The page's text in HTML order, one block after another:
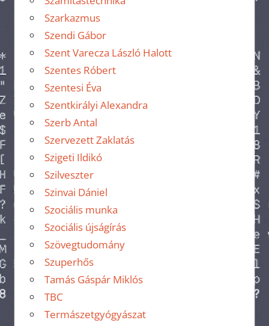
Szarkazmus
Szendi Gábor
Szent Varecza László Halott
Szentes Róbert
Szentesi Éva
Szentkirályi Alexandra
Szerb Antal
Szervezett Zaklatás
Szigeti Ildikó
Szilveszter
Szinvai Dániel
Szociális munka
Szociális újságírás
Szövegtudomány
Szuperhős
Tamás Gáspár Miklós
TBC
Termászetgyógyászat